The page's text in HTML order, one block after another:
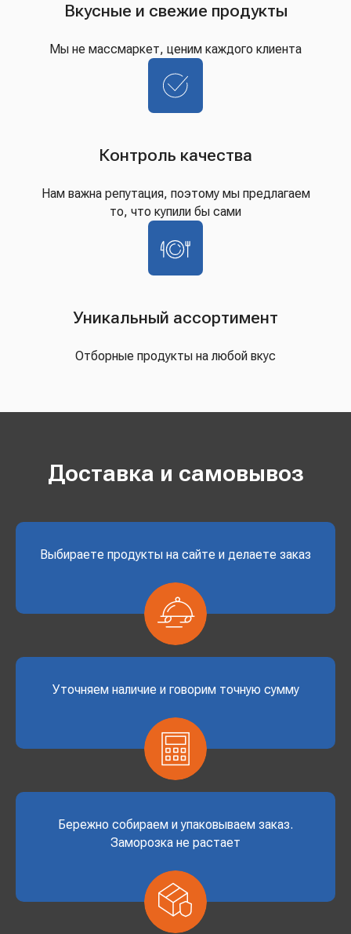
Вкусные и свежие продукты
Мы не массмаркет, ценим каждого клиента
Контроль качества
Нам важна репутация, поэтому мы предлагаем
то, что купили бы сами
Уникальный ассортимент
Отборные продукты на любой вкус
Доставка и самовывоз
Выбираете продукты на сайте и делаете заказ
Уточняем наличие и говорим точную сумму
Бережно собираем и упаковываем заказ.
Заморозка не растает